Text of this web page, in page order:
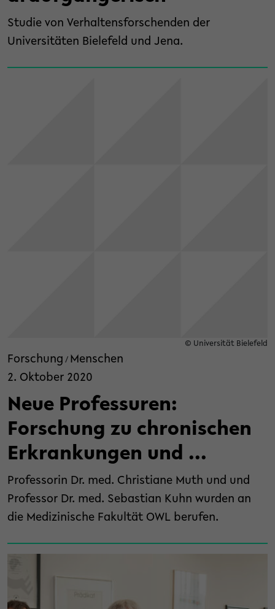
Studie von Verhaltensforschenden der
Universitäten Bielefeld und Jena.
© Universität Bielefeld
Forschung / Menschen
2. Oktober 2020
Neue Professuren:
Forschung zu chronischen
Erkrankungen und ...
Professorin Dr. med. Christiane Muth und und
Professor Dr. med. Sebastian Kuhn wurden an
die Medizinische Fakultät OWL berufen.